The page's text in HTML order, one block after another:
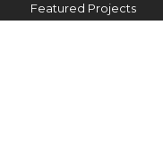
Featured Projects